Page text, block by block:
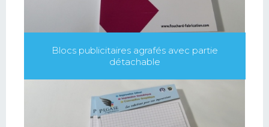
Blocs publicitaires agrafés avec partie
détachable